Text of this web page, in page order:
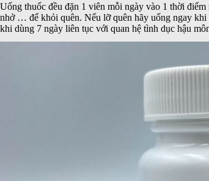
Uống thuốc đều đặn 1 viên mỗi ngày vào 1 thời
nhở … để khỏi quên. Nếu lỡ quên hãy uống ngay
khi dùng 7 ngày liên tục với quan hệ tình dục hậu